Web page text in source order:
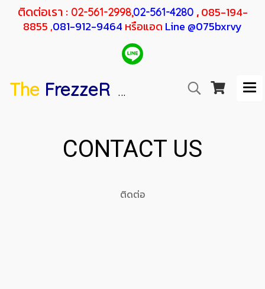
ติดต่อเรา : 02-561-2998,02-561-4280 ,085-194-
8855 ,081-912-9464หรือแอด Line @075bxrvy
The FrezzeR SANDEN F RESHER
CONTACT US
ติดต่อ